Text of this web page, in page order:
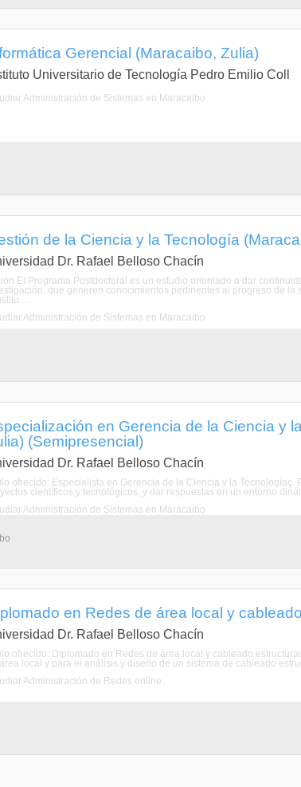
Gerencial (Maracaibo, Zulia)
Universitario de Tecnología Pedro Emilio Coll
Administración de Sistemas en Maracaibo
de la Ciencia y la Tecnología
Dr. Rafael Belloso Chacín
El Programa Postdoctoral es un estudio orientado a dar
que generen conocimientos pertinentes al progreso de
...
Administración de Sistemas en Maracaibo
en Gerencia de la Ciencia y
(Semipresencial)
Dr. Rafael Belloso Chacín
ofrecido: Especialista en Gerencia de la Ciencia y la
científicos y tecnológicos, y dar respuestas en un entorno
Administración de Sistemas en Maracaibo
en Redes de área local y
Dr. Rafael Belloso Chacín
ofrecido: Diplomado en Redes de área local y cableado
local y para el análisis y diseño de un sistema de cableado
Administración de Redes online